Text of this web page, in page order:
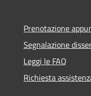
Prenotazione
Segnalazione
Leggi le FAQ
Richiesta